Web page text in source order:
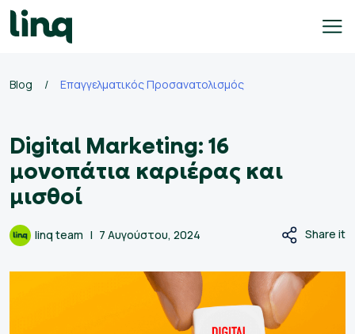
Skip
to
Blog / Επαγγελματικός Προσανατολισμός
Digital Marketing: 16
μονοπάτια καριέρας και
μισθοί
linq team 7 Αυγούστου, 2024 Share it
Ελληνικά